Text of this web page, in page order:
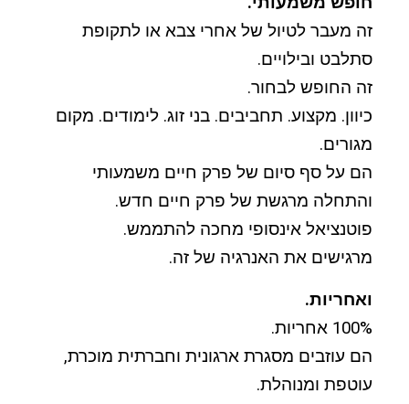
זה מעבר לטיול של אחרי צבא או לתקופת
סתלבט ובילויים.
זה החופש לבחור.
כיוון. מקצוע. תחביבים. בני זוג. לימודים. מקום
מגורים.
הם על סף סיום של פרק חיים משמעותי
והתחלה מרגשת של פרק חיים חדש.
פוטנציאל אינסופי מחכה להתממש.
מרגישים את האנרגיה של זה.
ואחריות.
100% אחריות.
הם עוזבים מסגרת ארגונית וחברתית מוכרת,
עוטפת ומנוהלת.